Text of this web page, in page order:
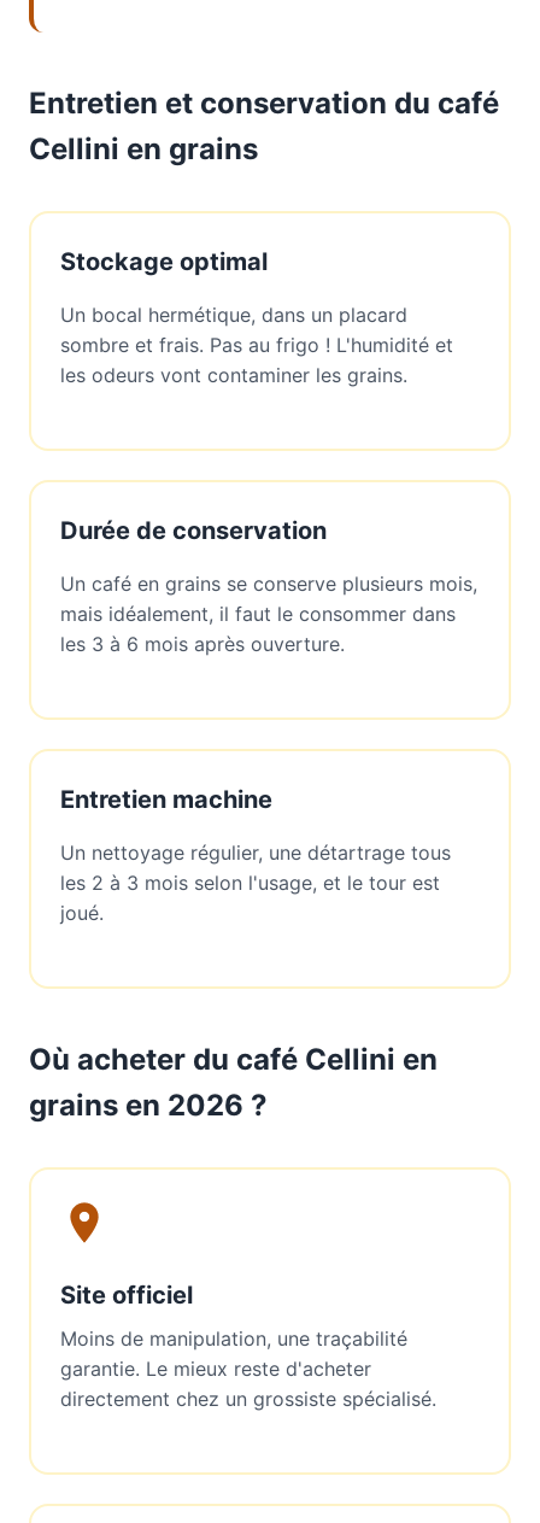
Entretien et conservation du café
Cellini en grains
Stockage optimal
Un bocal hermétique, dans un placard
sombre et frais. Pas au frigo ! L'humidité et
les odeurs vont contaminer les grains.
Durée de conservation
Un café en grains se conserve plusieurs mois,
mais idéalement, il faut le consommer dans
les 3 à 6 mois après ouverture.
Entretien machine
Un nettoyage régulier, une détartrage tous
les 2 à 3 mois selon l'usage, et le tour est
joué.
Où acheter du café Cellini en
grains en 2026 ?
Site officiel
Moins de manipulation, une traçabilité
garantie. Le mieux reste d'acheter
directement chez un grossiste spécialisé.